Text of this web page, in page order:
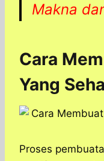
Makna
Cara
Yang
Proses